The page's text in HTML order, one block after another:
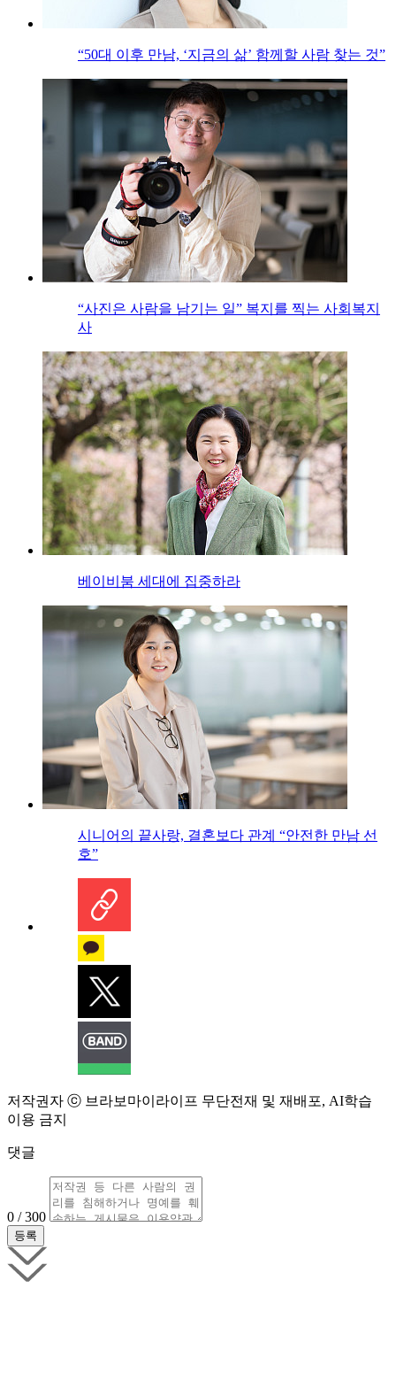
“50대 이후 만남, ‘지금의 삶’ 함께할 사람 찾는 것”
“사진은 사람을 남기는 일” 복지를 찍는 사회복지
사
베이비붐 세대에 집중하라
시니어의 끝사랑, 결혼보다 관계 “안전한 만남 선
호”
저작권자 ⓒ 브라보마이라이프 무단전재 및 재배포, AI학습
이용 금지
댓글
0 / 300